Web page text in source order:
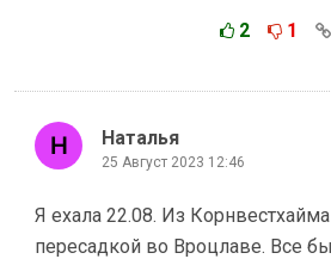
2 1
Наталья
25 Август 2023 12:46
Я ехала 22.08. Из
пересадкой во Вроцлаве. Все